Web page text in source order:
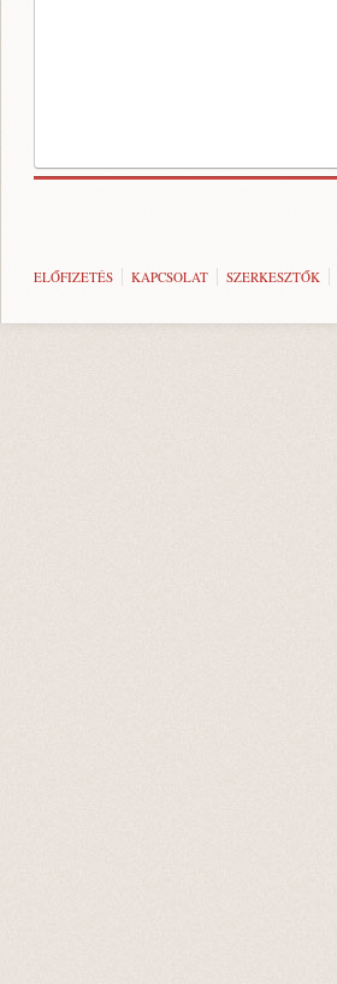
ELŐFIZETÉS KAPCSOLAT SZERKESZTŐK